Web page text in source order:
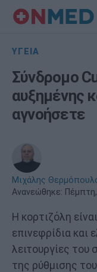
ΥΓΕΙΑ
Σύνδρομο
αυξημένης
αγνοήσετε
Μιχάλης
Ανανεώθηκε:
Η κορτιζόλη
επινεφρίδια και
λειτουργίες
της ρύθμισης